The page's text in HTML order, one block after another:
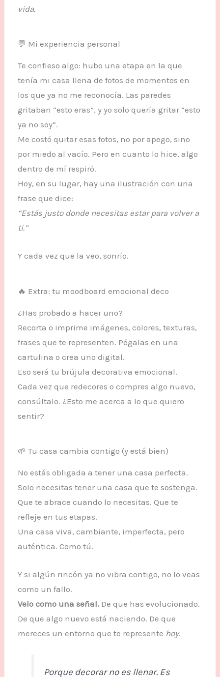
vida.
💬 Mi experiencia personal
Te confieso algo: hubo una etapa en la que
tenía mi casa llena de fotos de momentos en
los que ya no me reconocía. Las paredes
gritaban “esto eras”, y yo solo quería gritar “esto
ya no soy”.
Me costó quitar esas fotos, no por apego, sino
por miedo al vacío. Pero en cuanto lo hice, algo
dentro de mí respiró.
Hoy, en su lugar, hay una ilustración con una
frase que dice:
“Estás justo donde necesitas estar para volver a
ti.”
Y cada vez que la veo, sonrío.
🔥 Extra: tu moodboard emocional deco
¿Has probado a hacer uno?
Recorta o imprime imágenes, colores, texturas,
frases que te representen. Pégalas en una
cartulina o crea uno digital.
Eso será tu brújula decorativa emocional.
Cada vez que redecores o compres algo nuevo,
consúltalo. ¿Esto me acerca a lo que quiero
sentir?
🌱 Tu casa cambia contigo (y está bien)
No estás obligada a tener una casa perfecta.
Solo necesitas tener una casa que te sostenga.
Que te abrace cuando lo necesitas. Que te
refleje en tus etapas.
Una casa viva, cambiante, imperfecta, pero
auténtica. Como tú.
Y si algún rincón ya no vibra contigo, no lo veas
como un fallo.
Velo como una señal. De que has evolucionado.
De que algo nuevo está naciendo. De que
mereces un entorno que te represente hoy.
Porque decorar no es llenar. Es